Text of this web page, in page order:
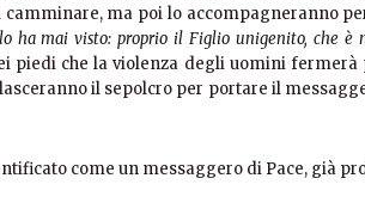
ma poi lo accompagneranno
lo ha mai visto: proprio il Figlio unigenito, che è
piedi che la violenza degli uomini
il sepolcro per portare il
come un messaggero di Pace, già